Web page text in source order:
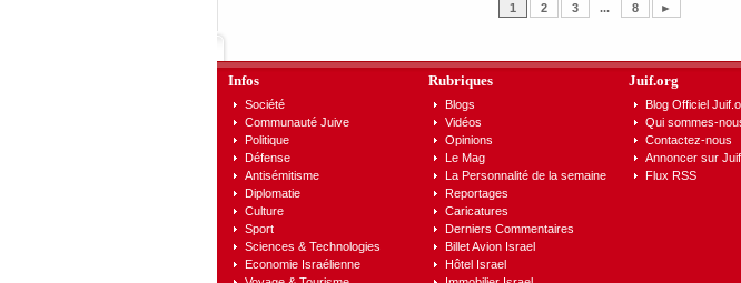
1 2 3 ... 8 ►
Infos
Société
Communauté Juive
Politique
Défense
Antisémitisme
Diplomatie
Culture
Sport
Sciences & Technologies
Economie Israélienne
Rubriques
Blogs
Vidéos
Opinions
Le Mag
La Personnalité de la semaine
Reportages
Caricatures
Derniers Commentaires
Billet Avion Israel
Hôtel Israel
Juif.org
Blog Officiel
Qui sommes-
Contactez-nous
Annoncer sur
Flux RSS